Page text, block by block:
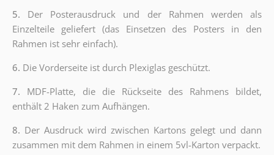
5. Der Posterausdruck und der Rahmen werden als
Einzelteile geliefert (das Einsetzen des Posters in den
Rahmen ist sehr einfach).
6. Die Vorderseite ist durch Plexiglas geschützt.
7. MDF-Platte, die die Rückseite des Rahmens bildet,
enthält 2 Haken zum Aufhängen.
8. Der Ausdruck wird zwischen Kartons gelegt und dann
zusammen mit dem Rahmen in einem 5vl-Karton verpackt.